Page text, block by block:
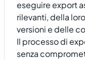
eseguire export
rilevanti, della
versioni e delle
Il processo di
senza